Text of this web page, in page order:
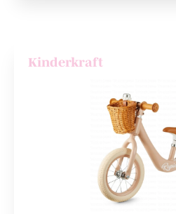
Kinderkraft